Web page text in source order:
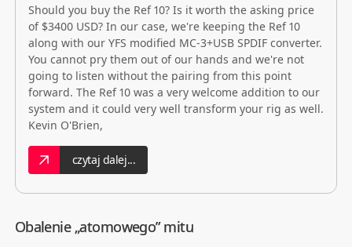
Should you buy the Ref 10? Is it worth the asking price
of $3400 USD? In our case, we're keeping the Ref 10
along with our YFS modified MC-3+USB SPDIF converter.
You cannot pry them out of our hands and we're not
going to listen without the pairing from this point
forward. The Ref 10 was a very welcome addition to our
system and it could very well transform your rig as well.
Kevin O'Brien,
czytaj dalej...
Obalenie „atomowego” mitu